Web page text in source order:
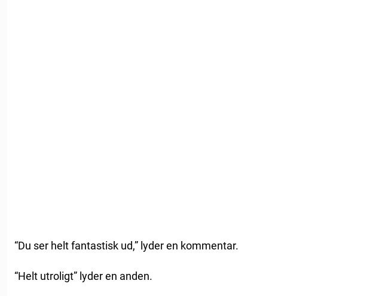
“Du ser helt fantastisk ud,” lyder en kommentar.
“Helt utroligt” lyder en anden.